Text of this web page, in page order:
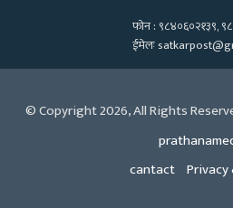
फोन : ९८४०६०२१३९,
ईमेलः
© Copyright 2026, All Rights
cantact Privacy